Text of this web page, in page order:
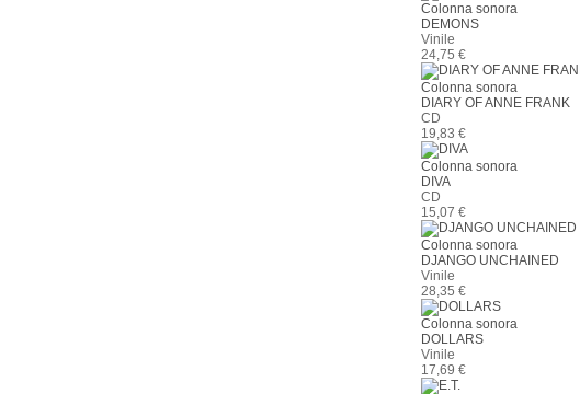
Colonna sonora
DEMONS
Vinile
24,75 €
Colonna sonora
DIARY OF ANNE FRANK
CD
19,83 €
Colonna sonora
DIVA
CD
15,07 €
Colonna sonora
DJANGO UNCHAINED
Vinile
28,35 €
Colonna sonora
DOLLARS
Vinile
17,69 €